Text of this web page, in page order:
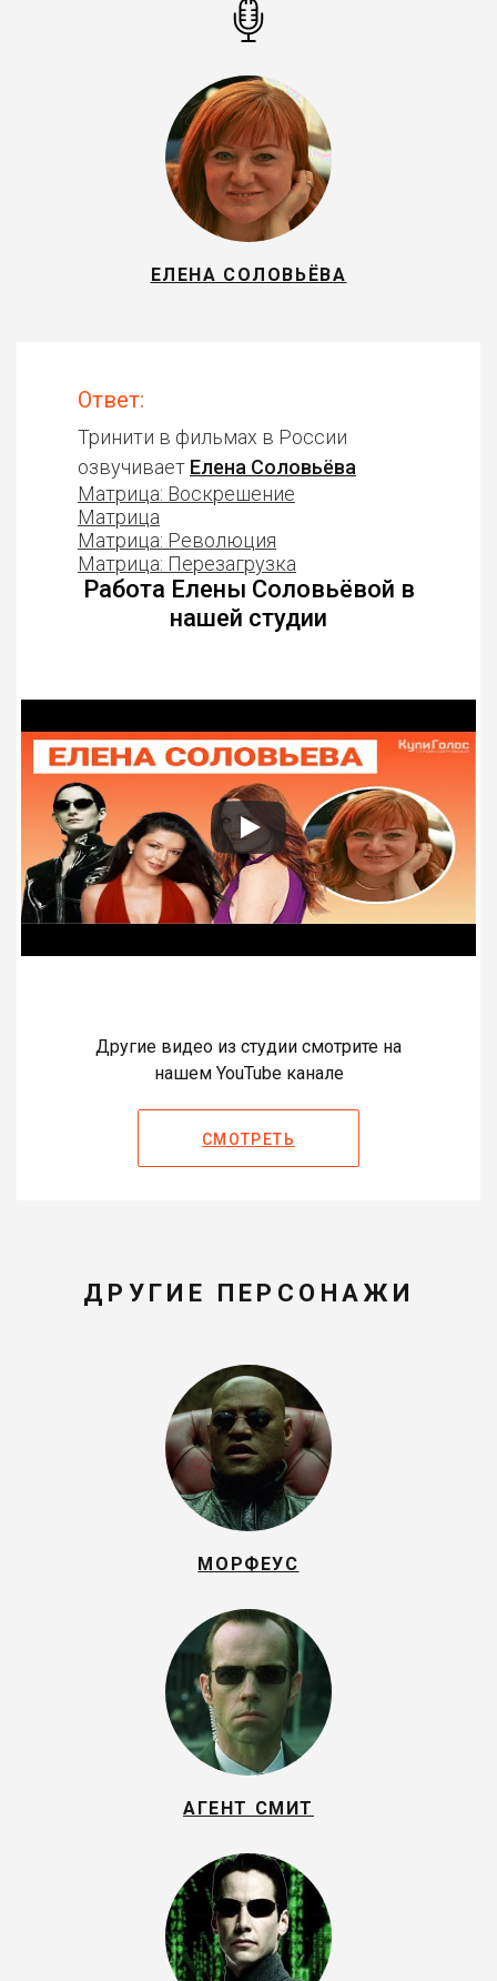
ЕЛЕНА СОЛОВЬЁВА
Ответ:
Тринити в фильмах в России
озвучивает Елена Соловьёва
Матрица: Воскрешение
Матрица
Матрица: Революция
Матрица: Перезагрузка
Работа Елены Соловьёвой в
нашей студии
Другие видео из студии смотрите на
нашем YouTube канале
СМОТРЕТЬ
ДРУГИЕ ПЕРСОНАЖИ
МОРФЕУС
АГЕНТ СМИТ